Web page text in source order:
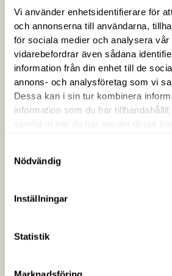
Vi använder enhetsidentifierare för
och annonserna till användarna,
för sociala medier och analysera
vidarebefordrar även sådana
information från din enhet till de
annons- och analysföretag som vi
Dessa kan i sin tur kombinera
information som du har
samlat in när du har använt deras
Nödvändig
Inställningar
Statistik
Som kund hos oss får du en
kompetenta på det vi gör och är
lång tid. Vi erbjuder även
det handlar om ett nybygge